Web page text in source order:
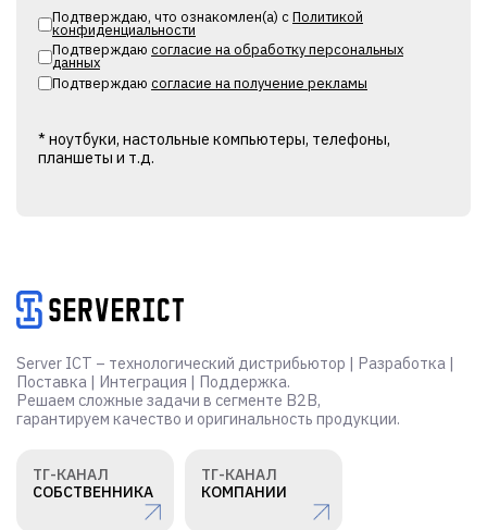
Подтверждаю, что ознакомлен(а) сПолитикой
конфиденциальности
Подтверждаю согласие на обработку персональных
данных
Подтверждаю согласие на получение рекламы
* ноутбуки, настольные компьютеры, телефоны,
планшеты и т.д.
Server ICT – технологический дистрибьютор | Разработка |
Поставка | Интеграция | Поддержка.
Решаем сложные задачи в сегменте B2B,
гарантируем качество и оригинальность продукции.
ТГ-КАНАЛ
СОБСТВЕННИКА
ТГ-КАНАЛ
КОМПАНИИ